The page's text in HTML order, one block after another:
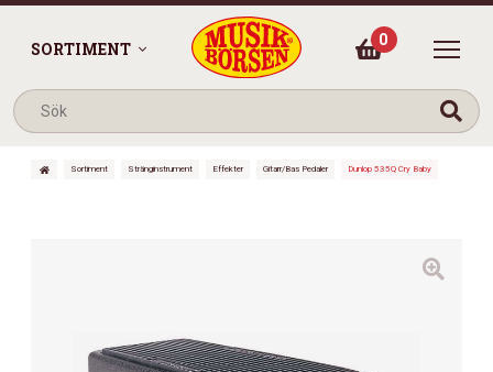
SORTIMENT 0
Sortiment Stränginstrument Effekter Gitarr/Bas Pedaler Dunlop 535Q Cry Baby